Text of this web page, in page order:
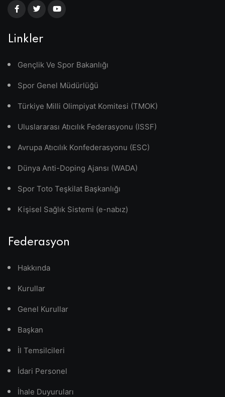
Linkler
Gençlik Ve Spor Bakanlığı
Spor Genel Müdürlüğü
Türkiye Milli Olimpiyat Komitesi (TMOK)
Uluslararası Atıcılık Federasyonu (ISSF)
Avrupa Atıcılık Konfederasyonu (ESC)
Dünya Anti-Doping Ajansı (WADA)
Spor Toto Teşkilat Başkanlığı
Kişisel Sağlık Sistemi (e-nabız)
Federasyon
Hakkında
Kurullar
Genel Kurullar
Başkan
İl Temsilcileri
İdari Personel
İhale Duyuruları